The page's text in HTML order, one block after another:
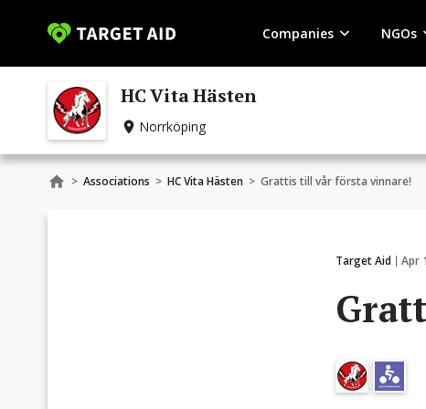
Companies NGOs
HC Vita Hästen
Norrköping
> Associations > HC Vita Hästen > Grattis till vår första vinnare!
Target Aid Apr